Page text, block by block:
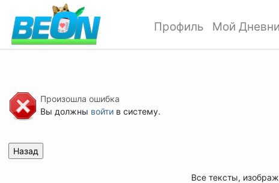
Профиль Мой
Произошла ошибка
Вы должны войтив систему.
Все тексты,